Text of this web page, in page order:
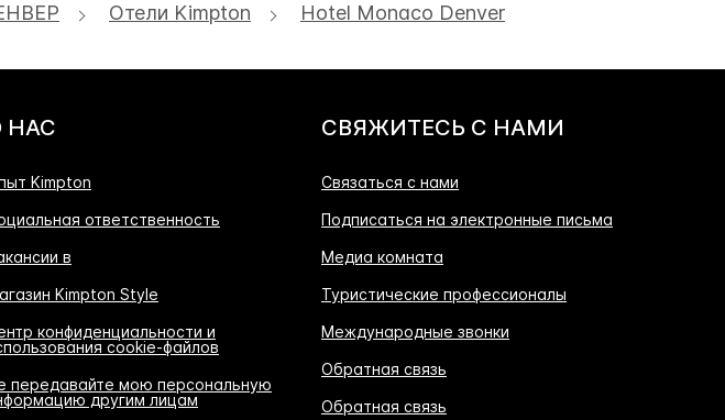
Отели Kimpton
Hotel Monaco Denver
НАС
Kimpton
ответственность
в
Kimpton Style
конфиденциальности и
cookie-файлов
передавайте мою персональную
другим лицам
СВЯЖИТЕСЬ С НАМИ
Связаться с нами
Подписаться на электронные письма
Медиа комната
Туристические профессионалы
Международные звонки
Обратная связь
Обратная связь